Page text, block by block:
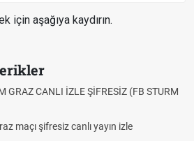
için aşağıya kaydırın.
Fiyatı Açıklandı mı? 2026 TMO Fındık
Yükselecek mi, Yükselir mi? Altın Fiyatları